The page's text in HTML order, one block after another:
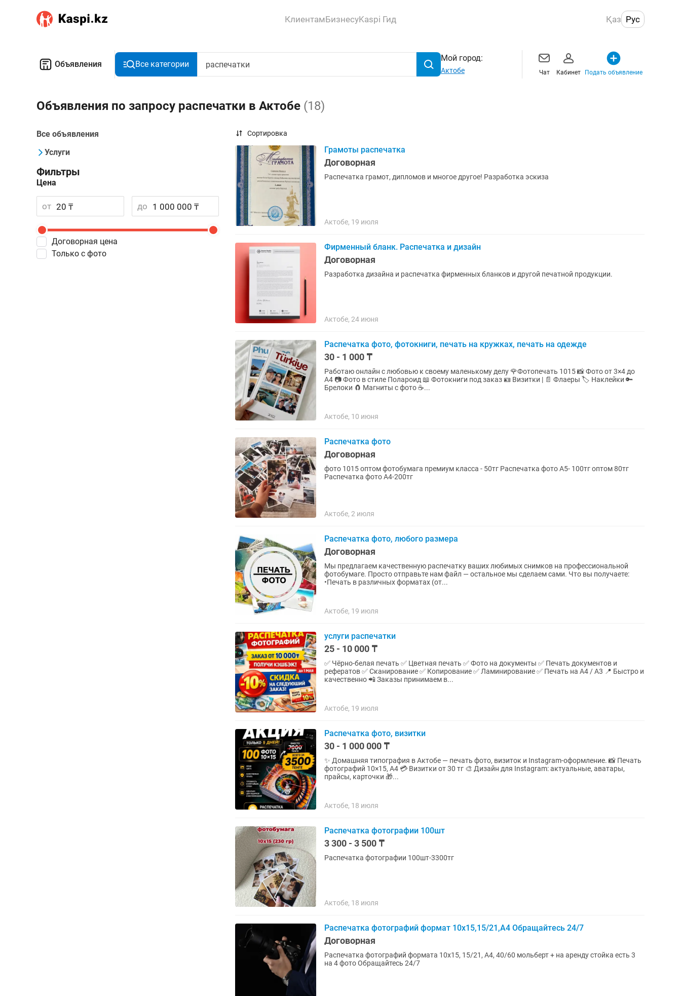
КлиентамБизнесуKaspi Гид Қаз Рус
Объявления Все категории
Мой город:
Актобе Чат Кабинет Подать объявление
Объявления по запросу распечатки в Актобе (18)
Все объявления
Услуги
Фильтры
Цена
от до
Договорная цена
Только с фото
Сортировка
Грамоты распечатка
Договорная
Распечатка грамот, дипломов и многое другое! Разработка эскиза
Актобе, 19 июля
Фирменный бланк. Распечатка и дизайн
Договорная
Разработка дизайна и распечатка фирменных бланков и другой печатной продукции.
Актобе, 24 июня
Распечатка фото, фотокниги, печать на кружках, печать на одежде
30 - 1 000 ₸
Работаю онлайн с любовью к своему маленькому делу 🌹Фотопечать 1015 📸 Фото от 3×4 до
А4 📷 Фото в стиле Полароид 📖 Фотокниги под заказ 🪪 Визитки | 📄 Флаеры 🏷 Наклейки 🔑
Брелоки 🧲 Магниты с фото ☕...
Актобе, 10 июня
Распечатка фото
Договорная
фото 1015 оптом фотобумага премиум класса - 50тг Распечатка фото А5- 100тг оптом 80тг
Распечатка фото А4-200тг
Актобе, 2 июля
Распечатка фото, любого размера
Договорная
Мы предлагаем качественную распечатку ваших любимых снимков на профессиональной
фотобумаге. Просто отправьте нам файл — остальное мы сделаем сами. Что вы получаете:
•Печать в различных форматах (от...
Актобе, 19 июля
услуги распечатки
25 - 10 000 ₸
✅ Чёрно-белая печать ✅ Цветная печать ✅ Фото на документы ✅ Печать документов и
рефератов ✅ Сканирование ✅ Копирование ✅ Ламинирование ✅ Печать на А4 / А3 📍 Быстро и
качественно 📲 Заказы принимаем в...
Актобе, 19 июля
Распечатка фото, визитки
30 - 1 000 000 ₸
✨ Домашняя типография в Актобе — печать фото, визиток и Instagram-оформление. 📸 Печать
фотографий 10×15, A4 💳 Визитки от 30 тг 🎨 Дизайн для Instagram: актуальные, аватары,
прайсы, карточки 🎁...
Актобе, 18 июля
Распечатка фотографии 100шт
3 300 - 3 500 ₸
Распечатка фотографии 100шт-3300тг
Актобе, 18 июля
Распечатка фотографий формат 10x15,15/21,А4 Обращайтесь 24/7
Договорная
Распечатка фотографий формата 10x15, 15/21, А4, 40/60 мольберт + на аренду стойка есть 3
на 4 фото Обращайтесь 24/7